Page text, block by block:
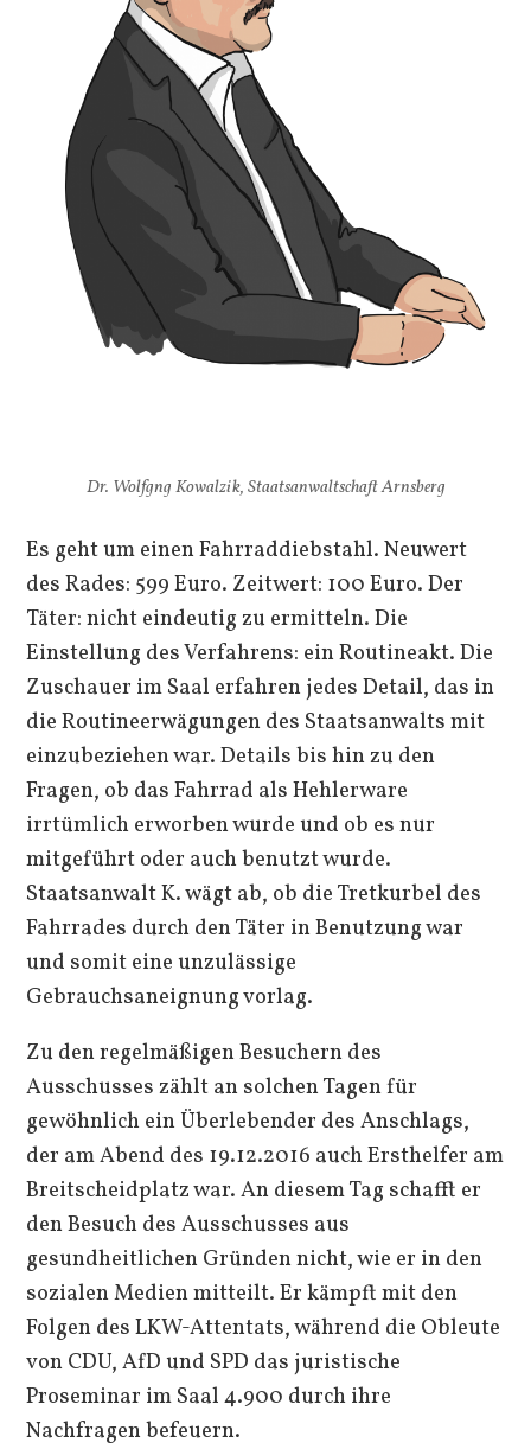
Dr. Wolfgng Kowalzik, Staatsanwaltschaft Arnsberg
Es geht um einen Fahrraddiebstahl. Neuwert
des Rades: 599 Euro. Zeitwert: 100 Euro. Der
Täter: nicht eindeutig zu ermitteln. Die
Einstellung des Verfahrens: ein Routineakt. Die
Zuschauer im Saal erfahren jedes Detail, das in
die Routineerwägungen des Staatsanwalts mit
einzubeziehen war. Details bis hin zu den
Fragen, ob das Fahrrad als Hehlerware
irrtümlich erworben wurde und ob es nur
mitgeführt oder auch benutzt wurde.
Staatsanwalt K. wägt ab, ob die Tretkurbel des
Fahrrades durch den Täter in Benutzung war
und somit eine unzulässige
Gebrauchsaneignung vorlag.
Zu den regelmäßigen Besuchern des
Ausschusses zählt an solchen Tagen für
gewöhnlich ein Überlebender des Anschlags,
der am Abend des 19.12.2016 auch Ersthelfer am
Breitscheidplatz war. An diesem Tag schafft er
den Besuch des Ausschusses aus
gesundheitlichen Gründen nicht, wie er in den
sozialen Medien mitteilt. Er kämpft mit den
Folgen des LKW-Attentats, während die Obleute
von CDU, AfD und SPD das juristische
Proseminar im Saal 4.900 durch ihre
Nachfragen befeuern.